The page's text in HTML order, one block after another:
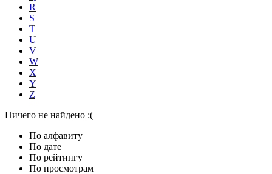
R
S
T
U
V
W
X
Y
Z
Ничего не найдено :(
По алфавиту
По дате
По рейтингу
По просмотрам